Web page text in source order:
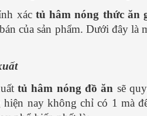
xác tủ hâm nóng thức ăn
của sản phẩm. Dưới đây là
tủ hâm nóng đồ ăn sẽ
nay không chỉ có 1 mà